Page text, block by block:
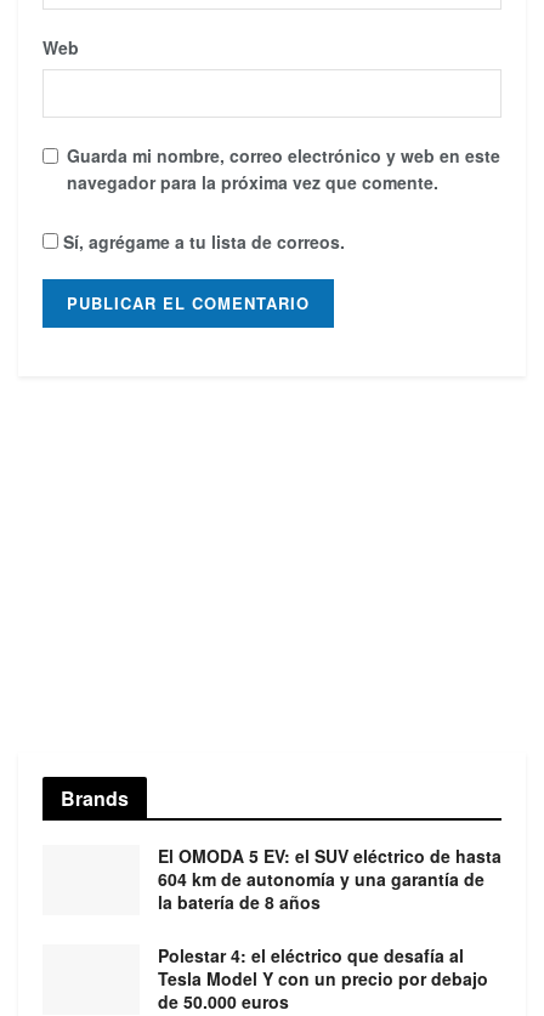
Web
Guarda mi nombre, correo electrónico y web en este
navegador para la próxima vez que comente.
Sí, agrégame a tu lista de correos.
Brands
El OMODA 5 EV: el SUV eléctrico de hasta
604 km de autonomía y una garantía de
la batería de 8 años
Polestar 4: el eléctrico que desafía al
Tesla Model Y con un precio por debajo
de 50.000 euros